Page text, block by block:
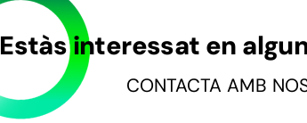
Estàs interessat en
CONTACTA AMB